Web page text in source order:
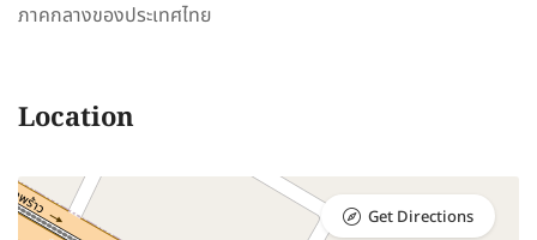
ภาคกลางของประเทศไทย
Location
Get Directions